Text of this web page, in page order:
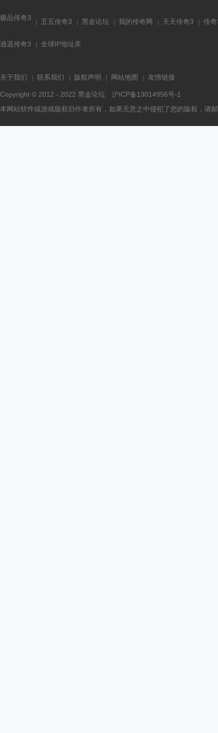
极品传奇3 五五传奇3 黑金论坛 我的传奇网 天天传奇3 传
逍遥传奇3 全球IP地址库
关于我们 联系我们 版权声明 网站地图 友情链接
Copyright © 2012 - 2022 黑金论坛 沪ICP备13014956号-1
本网站软件或游戏版权归作者所有，如果无意之中侵犯了您的版权，请